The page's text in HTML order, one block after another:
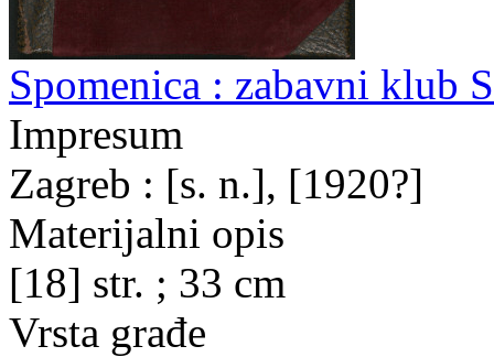
Spomenica : zabavni klub
Impresum
Zagreb : [s. n.], [1920?]
Materijalni opis
[18] str. ; 33 cm
Vrsta građe